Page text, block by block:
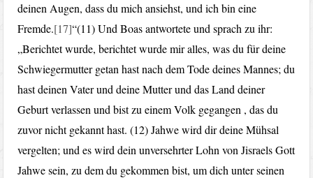
deinen Augen, dass du mich ansiehst, und ich bin eine
Fremde.[17]“(11) Und Boas antwortete und sprach zu ihr:
„Berichtet wurde, berichtet wurde mir alles, was du für deine
Schwiegermutter getan hast nach dem Tode deines Mannes; du
hast deinen Vater und deine Mutter und das Land deiner
Geburt verlassen und bist zu einem Volk gegangen , das du
zuvor nicht gekannt hast. (12) Jahwe wird dir deine Mühsal
vergelten; und es wird dein unversehrter Lohn von Jisraels Gott
Jahwe sein, zu dem du gekommen bist, um dich unter seinen